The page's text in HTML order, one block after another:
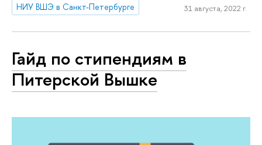
НИУ ВШЭ в Санкт-Петербурге
31 августа, 2022 г.
Гайд по стипендиям в
Питерской Вышке